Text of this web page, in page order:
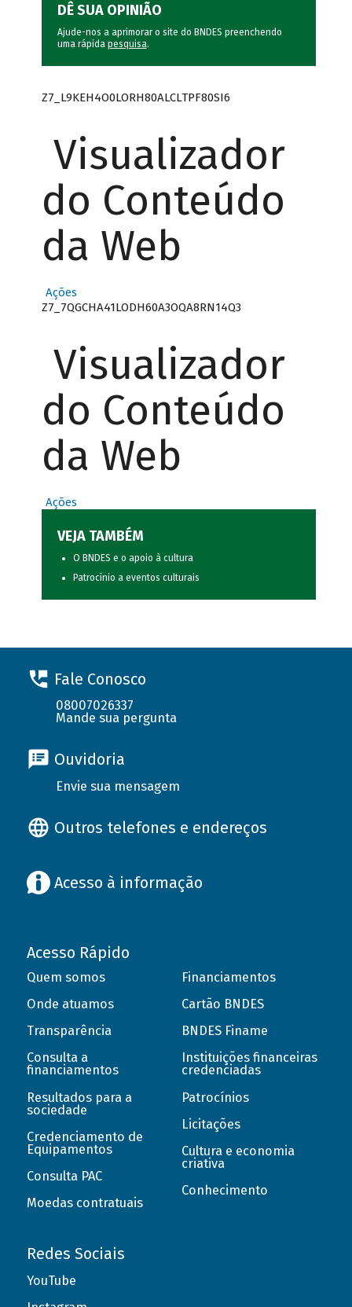
DÊ SUA OPINIÃO
Ajude-nos a aprimorar o site do BNDES preenchendo
uma rápida pesquisa.
Z7_L9KEH4O0LORH80ALCLTPF80SI6
Visualizador
do Conteúdo
da Web
Ações
Z7_7QGCHA41LODH60A3OQA8RN14Q3
Visualizador
do Conteúdo
da Web
Ações
VEJA TAMBÉM
O BNDES e o apoio à cultura
Patrocínio a eventos culturais
Fale Conosco
08007026337
Mande sua pergunta
Ouvidoria
Envie sua mensagem
Outros telefones e endereços
Acesso à informação
Acesso Rápido
Quem somos
Onde atuamos
Transparência
Consulta a
financiamentos
Resultados para a
sociedade
Credenciamento de
Equipamentos
Consulta PAC
Moedas contratuais
Financiamentos
Cartão BNDES
BNDES Finame
Instituições financeiras
credenciadas
Patrocínios
Licitações
Cultura e economia
criativa
Conhecimento
Redes Sociais
YouTube